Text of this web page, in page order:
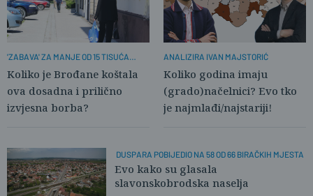
'ZABAVA' ZA MANJE OD 15 TISUĆA
Koliko je Brođane koštala
ova dosadna i prilično
izvjesna borba?
ANALIZIRA IVAN MAJSTORIĆ
Koliko godina imaju
(grado)načelnici? Evo tko
je najmlađi/najstariji!
DUSPARA POBIJEDIO NA 58 OD 66 BIRAČKIH MJESTA
Evo kako su glasala
slavonskobrodska naselja